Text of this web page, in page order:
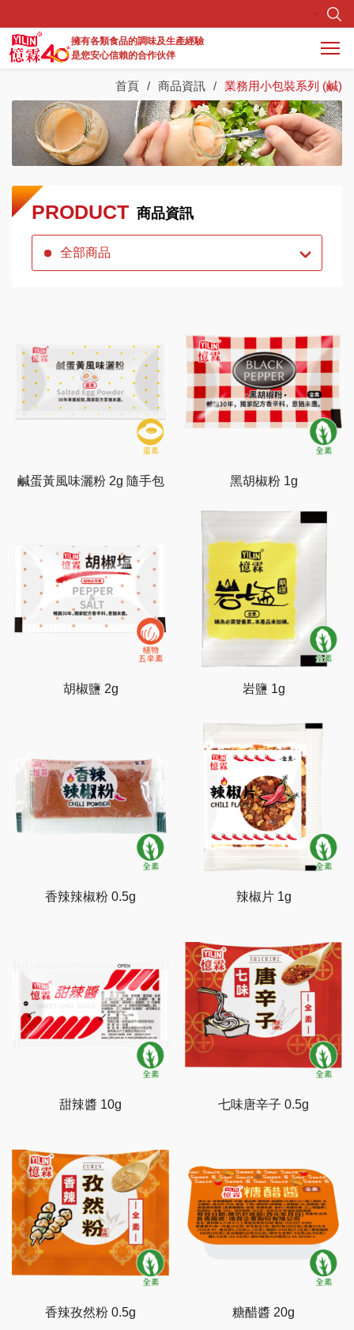
擁有各類食品的調味及生產經驗
是您安心信賴的合作伙伴
關於憶霖
商品資訊
研發生產
調味料實驗所
首頁 商品資訊 業務用小包裝系列 (鹹)
PRODUCT 商品資訊
全部商品
鹹蛋黃風味灑粉 2g 隨手包 黑胡椒粉 1g
胡椒鹽 2g 岩鹽 1g
香辣辣椒粉 0.5g 辣椒片 1g
甜辣醬 10g 七味唐辛子 0.5g
香辣孜然粉 0.5g 糖醋醬 20g